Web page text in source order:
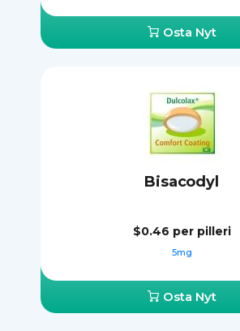
Osta Nyt
Bisacodyl
$0.46 per pilleri
5mg
Osta Nyt